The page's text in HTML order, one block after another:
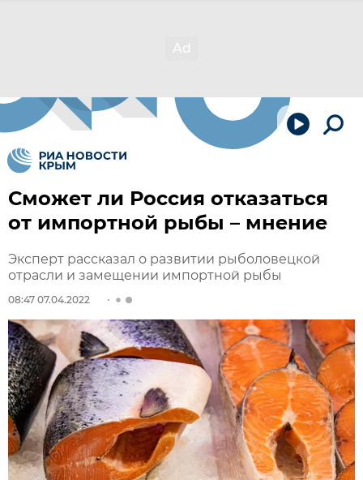
Сможет ли Россия отказаться
от импортной рыбы – мнение
Эксперт рассказал о развитии рыболовецкой
отрасли и замещении импортной рыбы
08:47 07.04.2022